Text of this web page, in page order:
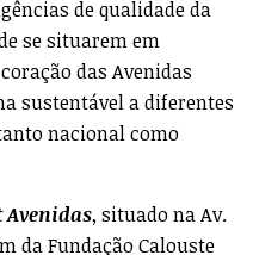
é claramente um
utilizadores
permanente
de Lisboa, bem
públicos, próxima
e lazer, e com
estilo de vida
local.